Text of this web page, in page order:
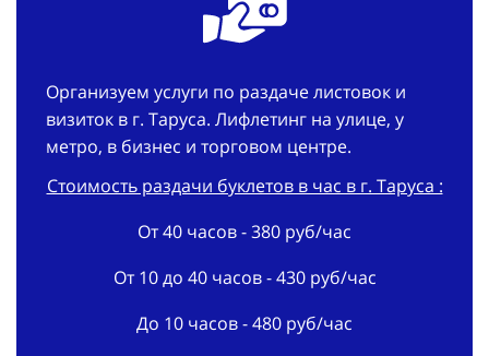
Организуем услуги по раздаче листовок и
визиток в г. Таруса. Лифлетинг на улице, у
метро, в бизнес и торговом центре.
Стоимость раздачи буклетов в час в г. Таруса :
От 40 часов - 380 руб/час
От 10 до 40 часов - 430 руб/час
До 10 часов - 480 руб/час